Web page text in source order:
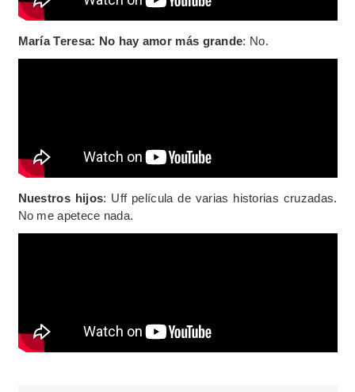
María Teresa: No hay amor más grande: No.
Nuestros hijos: Uff película de varias historias cruzadas.
No me apetece nada.